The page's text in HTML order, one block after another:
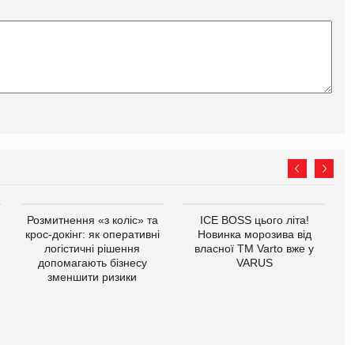
Розмитнення «з коліс» та
крос-докінг: як оперативні
логістичні рішення
допомагають бізнесу
зменшити ризики
ICE BOSS цього літа!
Новинка морозива від
власної ТМ Varto вже у
VARUS